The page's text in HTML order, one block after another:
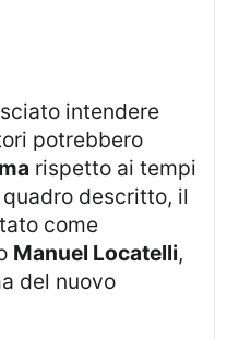
potrebbero
rispetto ai tempi
descritto, il
come
Manuel Locatelli,
del nuovo